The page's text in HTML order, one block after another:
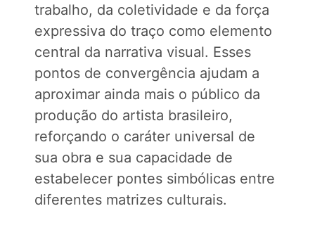
trabalho, da coletividade e da força
expressiva do traço como elemento
central da narrativa visual. Esses
pontos de convergência ajudam a
aproximar ainda mais o público da
produção do artista brasileiro,
reforçando o caráter universal de
sua obra e sua capacidade de
estabelecer pontes simbólicas entre
diferentes matrizes culturais.